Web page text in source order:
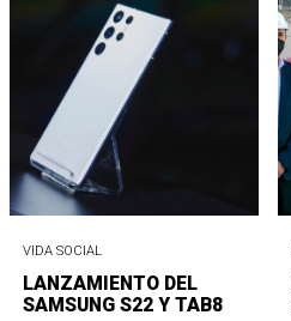
VIDA SOCIAL
LANZAMIENTO DEL
SAMSUNG S22 Y TAB8